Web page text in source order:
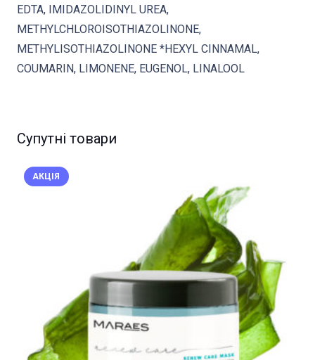
EDTA, IMIDAZOLIDINYL UREA,
METHYLCHLOROISOTHIAZOLINONE,
METHYLISOTHIAZOLINONE *HEXYL CINNAMAL,
COUMARIN, LIMONENE, EUGENOL, LINALOOL
Супутні товари
АКЦІЯ